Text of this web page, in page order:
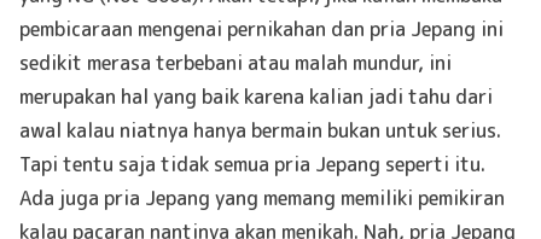
pembicaraan mengenai pernikahan dan pria Jepang ini
sedikit merasa terbebani atau malah mundur, ini
merupakan hal yang baik karena kalian jadi tahu dari
awal kalau niatnya hanya bermain bukan untuk serius.
Tapi tentu saja tidak semua pria Jepang seperti itu.
Ada juga pria Jepang yang memang memiliki pemikiran
kalau pacaran nantinya akan menikah. Nah, pria Jepang